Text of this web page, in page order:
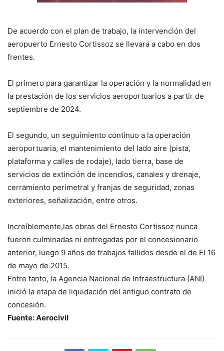
De acuerdo con el plan de trabajo, la intervención del
aeropuerto Ernesto Cortissoz se llevará a cabo en dos
frentes.
El primero para garantizar la operación y la normalidad en
la prestación de los servicios aeroportuarios a partir de
septiembre de 2024.
El segundo, un seguimiento continuo a la operación
aeroportuaria, el mantenimiento del lado aire (pista,
plataforma y calles de rodaje), lado tierra, base de
servicios de extinción de incendios, canales y drenaje,
cerramiento perimetral y franjas de seguridad, zonas
exteriores, señalización, entre otros.
Increíblemente,las obras del Ernesto Cortissoz nunca
fueron culminadas ni entregadas por el concesionario
anterior, luego 9 años de trabajos fallidos desde el de El 16
de mayo de 2015.
Entre tanto, la Agencia Nacional de Infraestructura (ANI)
inició la etapa de liquidación del antiguo contrato de
concesión.
Fuente: Aerocivil